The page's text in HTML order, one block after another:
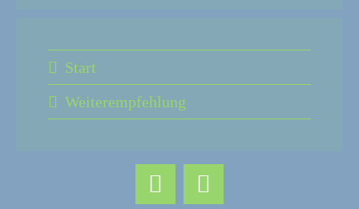
Start
Weiterempfehlung